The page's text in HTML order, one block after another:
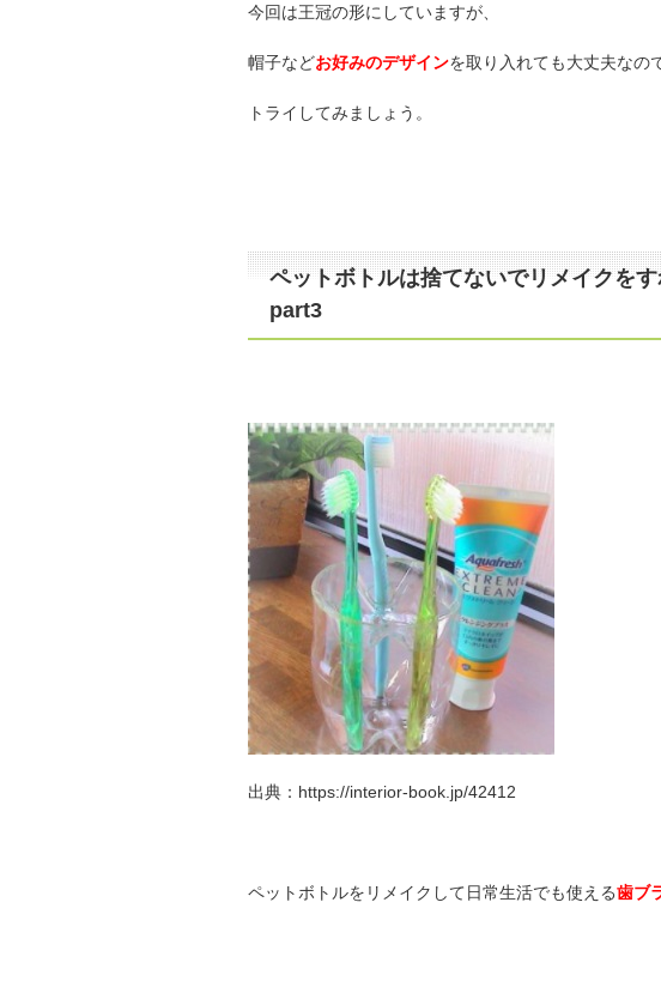
今回は王冠の形にしていますが、
帽子などお好みのデザインを取り入れても大丈夫なの
トライしてみましょう。
ペットボトルは捨てないでリメイクを
part3
出典：https://interior-book.jp/42412
ペットボトルをリメイクして日常生活でも使える歯ブ